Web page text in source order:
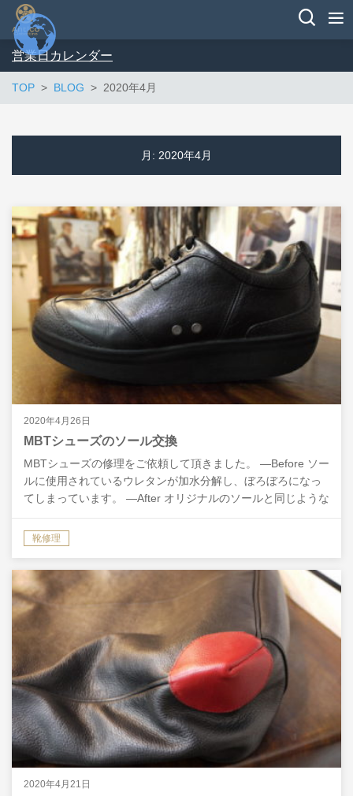
営業日カレンダー
TOP BLOG 2020年4月
月: 2020年4月
2020年4月26日
MBTシューズのソール交換
MBTシューズの修理をご依頼して頂きました。 ―Before ソー
ルに使用されているウレタンが加水分解し、ぼろぼろになっ
てしまっています。 ―After オリジナルのソールと同じような
靴修理
2020年4月21日